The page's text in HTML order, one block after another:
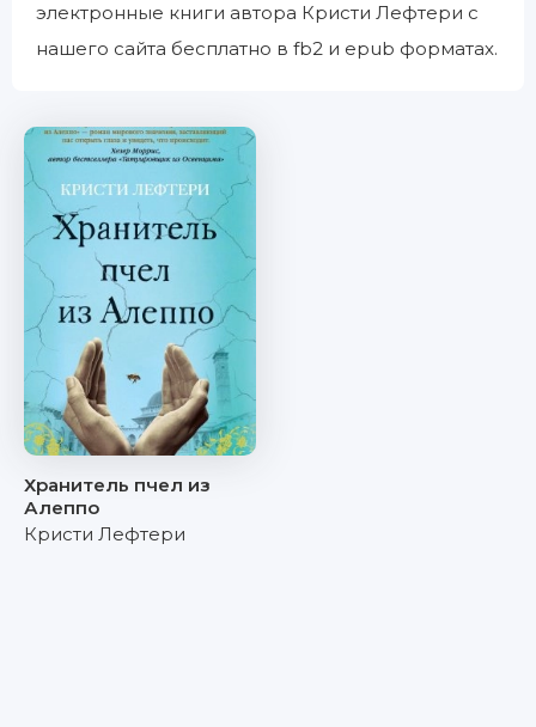
электронные книги автора Кристи Лефтери с
нашего сайта бесплатно в fb2 и epub форматах.
Хранитель пчел из
Алеппо
Кристи Лефтери